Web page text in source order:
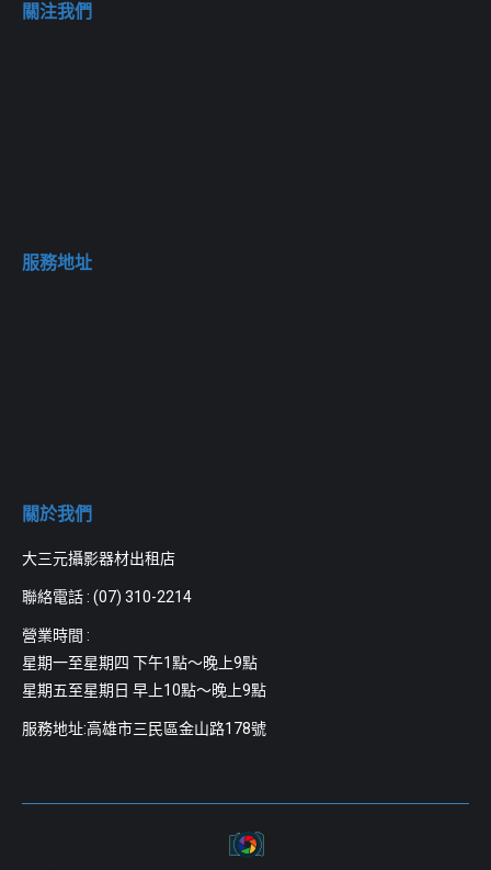
關注我們
服務地址
關於我們
大三元攝影器材出租店
聯絡電話 : (07) 310-2214
營業時間 :
星期一至星期四 下午1點～晚上9點
星期五至星期日 早上10點～晚上9點
服務地址:高雄市三民區金山路178號